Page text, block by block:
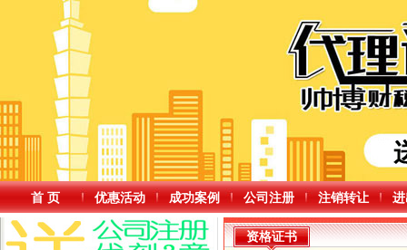
首 页 优惠活动 成功案例 公司注册 注销转让
资格证书